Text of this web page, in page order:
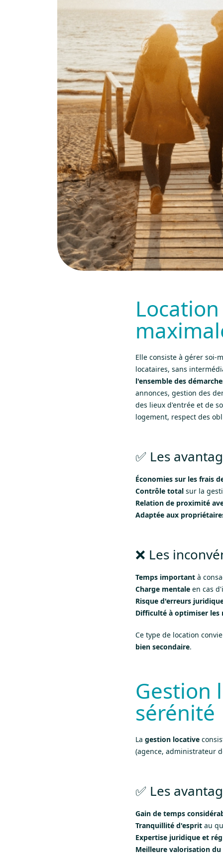
Elle consiste à gérer soi-
locataires, sans
l'ensemble des
annonces, gestion des
des lieux d'entrée et de
logement, respect des
✅ Les
Économies sur les frais
Contrôle total sur la
Relation de proximité
Adaptée aux
❌ Les
Temps important à
Charge mentale en cas
Risque d'erreurs
Difficulté à optimiser les
Ce type de location
bien secondaire.
Gestion
sérénité
La gestion locative
(agence, administrateur
✅ Les
Gain de temps
Tranquillité d'esprit au
Expertise juridique et
Meilleure valorisation du